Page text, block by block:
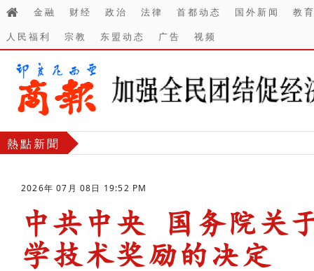
金融 财经 政治 法律 首都动态 国外新闻
教
人民福利
宗教 东盟动态 广告 视频
熱點新聞
2026年 07月 08日 19:52 PM
中共中央 国务院关
学技术奖励的决定